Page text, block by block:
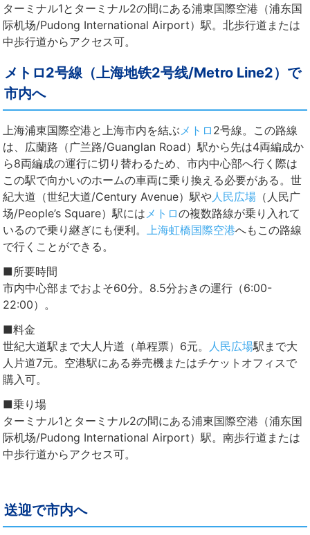
ターミナル1とターミナル2の間にある浦東国際空港（浦东国
际机场/Pudong International Airport）駅。北歩行道または
中歩行道からアクセス可。
メトロ2号線（上海地铁2号线/Metro Line2）で
市内へ
上海浦東国際空港と上海市内を結ぶメトロ 2号線。この路線
は、広蘭路（广兰路/Guanglan Road）駅から先は4両編成か
ら8両編成の運行に切り替わるため、市内中心部へ行く際は
この駅で向かいのホームの車両に乗り換える必要がある。世
紀大道（世纪大道/Century Avenue）駅や人民広場 （人民广
场/People’s Square）駅にはメトロの複数路線が乗り入れて
いるので乗り継ぎにも便利。 上海虹橋国際空港へもこの路線
で行くことができる。
■所要時間
市内中心部までおよそ60分。8.5分おきの運行（6:00-
22:00）。
■料金
世紀大道駅まで大人片道（单程票）6元。 人民広場駅まで大
人片道7元。空港駅にある券売機またはチケットオフィスで
購入可。
■乗り場
ターミナル1とターミナル2の間にある浦東国際空港（浦东国
际机场/Pudong International Airport）駅。南歩行道または
中歩行道からアクセス可。
送迎で市内へ